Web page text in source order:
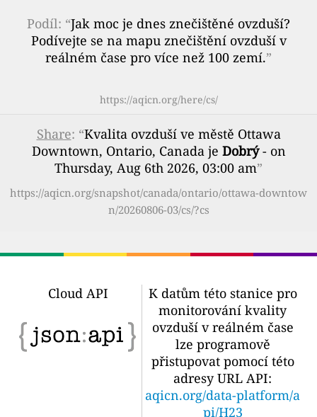
Podíl: “Jak moc je dnes znečištěné ovzduší?
Podívejte se na mapu znečištění ovzduší v
reálném čase pro více než 100 zemí.”
https://aqicn.org/here/cs/
Share: “Kvalita ovzduší ve městě Ottawa
Downtown, Ontario, Canada je Dobrý- on
Thursday, Aug 6th 2026, 03:00 am”
https://aqicn.org/snapshot/canada/ontario/ottawa-downtow
n/20260806-03/cs/?cs
Cloud API
K datům této stanice pro
monitorování kvality
ovzduší v reálném čase
lze programově
přistupovat pomocí této
adresy URL API:
aqicn.org/data-platform/a
pi/H23